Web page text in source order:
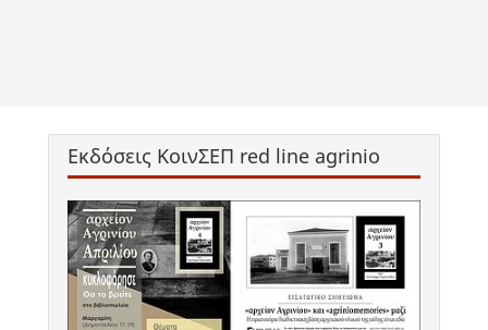
Εκδόσεις ΚοινΣΕΠ red line agrinio